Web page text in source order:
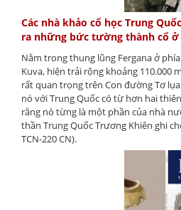
Các nhà khảo cổ học Trung
ra những bức tường thành cổ ở
Nằm trong thung lũng Fergana ở
Kuva, hiện trải rộng khoảng 110.000
rất quan trọng trên Con đường Tơ
nó với Trung Quốc có từ hơn hai
rằng nó từng là một phần của nhà
thần Trung Quốc Trương Khiên ghi
TCN-220 CN).